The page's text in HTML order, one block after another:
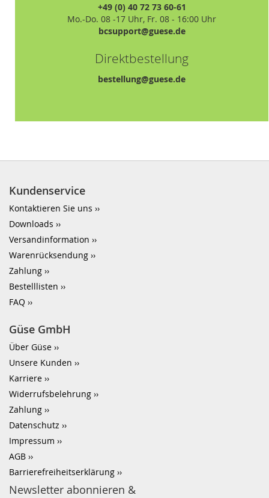
+49 (0) 40 72 73 60-61
Mo.-Do. 08 -17 Uhr, Fr. 08 - 16:00 Uhr
bcsupport@guese.de
Direktbestellung
bestellung@guese.de
Kundenservice
Kontaktieren Sie uns
Downloads
Versandinformation
Warenrücksendung
Zahlung
Bestelllisten
FAQ
Güse GmbH
Über Güse
Unsere Kunden
Karriere
Widerrufsbelehrung
Zahlung
Datenschutz
Impressum
AGB
Barrierefreiheitserklärung
Newsletter abonnieren &